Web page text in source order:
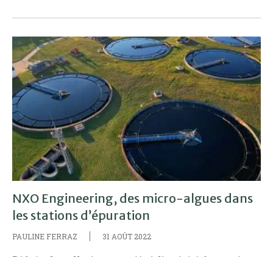
NXO Engineering, des micro-algues dans
les stations d’épuration
PAULINE FERRAZ 31 AOÛT 2022